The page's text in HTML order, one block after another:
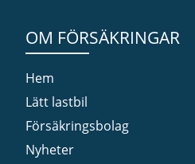
OM FÖRSÄKRINGAR
Hem
Lätt lastbil
Försäkringsbolag
Nyheter